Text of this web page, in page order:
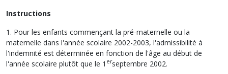
Instructions
1. Pour les enfants commençant la pré-maternelle ou la
maternelle dans l'année scolaire 2002-2003, l'admissibilité à
l'indemnité est déterminée en fonction de l'âge au début de
l'année scolaire plutôt que le 1 erseptembre 2002.